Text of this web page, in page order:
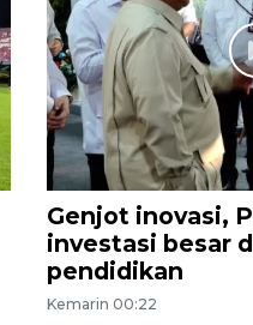
Genjot inovasi,
investasi besar
pendidikan
Kemarin 00:22